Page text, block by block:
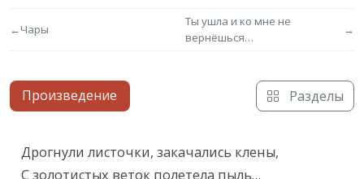
←Чары
Ты ушла и ко мне не
вернёшься…
→
Произведение Разделы
Текст произведения
Дрогнули листочки, закачались клены,
С золотистых веток полетела пыль…